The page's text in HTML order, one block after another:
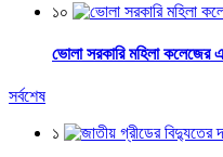
১০
ভোলা সরকারি মহিলা কলেজের
সর্বশেষ
১